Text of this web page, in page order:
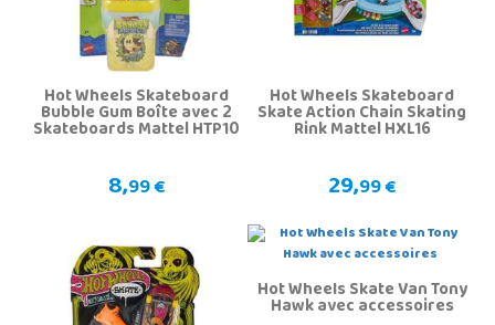
Hot Wheels Skateboard
Bubble Gum Boîte avec 2
Skateboards Mattel HTP10
8,99 €
Hot Wheels Skateboard
Skate Action Chain Skating
Rink Mattel HXL16
29,99 €
Hot Wheels Skate Van Tony
Hawk avec accessoires